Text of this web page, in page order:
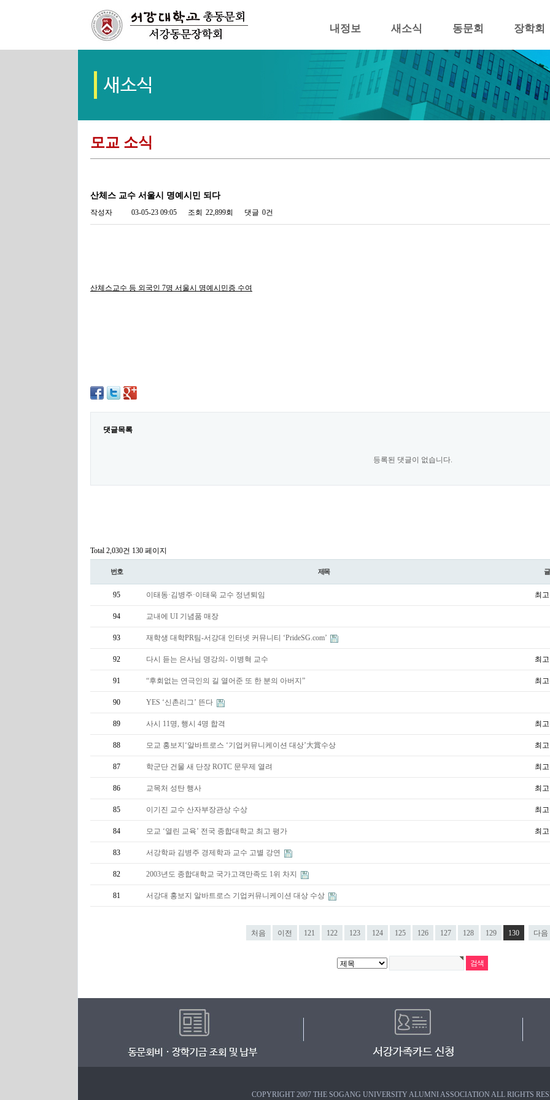
내정보 새소식 동문회 장학회
모교 소식
산체스 교수 서울시 명예시민 되다
작성자 03-05-23 09:05 조회 22,899회 댓글 0건
산체스교수 등 외국인 7명 서울시 명예시민증 수여
댓글목록
등록된 댓글이 없습니다.
Total 2,030건 130 페이지
번호 제목
95 이태동·김병주·이태욱 교수 정년퇴임 최
94 교내에 UI 기념품 매장
93 재학생 대학PR팀-서강대 인터넷 커뮤니티 ‘PrideSG.com’
92 다시 듣는 은사님 명강의- 이병혁 교수 최
91 “후회없는 연극인의 길 열어준 또 한 분의 아버지” 최
90 YES ‘신촌리그’ 뜬다
89 사시 11명, 행시 4명 합격 최
88 모교 홍보지‘알바트로스 ‘기업커뮤니케이션 대상’大賞수상 최
87 학군단 건물 새 단장 ROTC 문무제 열려 최
86 교목처 성탄 행사 최
85 이기진 교수 산자부장관상 수상 최
84 모교 ‘열린 교육’ 전국 종합대학교 최고 평가 최
83 서강학파 김병주 경제학과 교수 고별 강연
82 2003년도 종합대학교 국가고객만족도 1위 차지
81 서강대 홍보지 알바트로스 기업커뮤니케이션 대상 수상
처음 이전 121 122 123 124 125 126 127 128 129 130 다음
COPYRIGHT 2007 THE SOGANG UNIVERSITY ALUMNI ASSOCIATION ALL RIGHTS